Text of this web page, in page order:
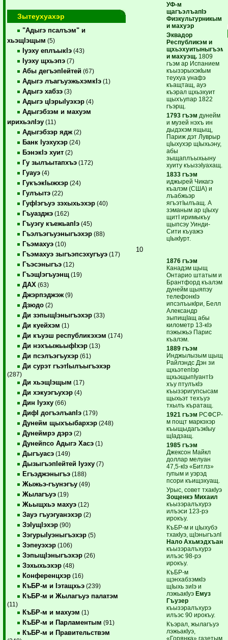
Зытеухуахэр
"Адыгэ псалъэм" и
хьэщIэщым (5)
Iуэху еплъыкIэ (43)
Iуэху щхьэпэ (7)
Абы дегъэпIейтей (67)
Адыгэ лъагъуэжьхэмкIэ (1)
Адыгэ хабзэ (3)
Адыгэ цIэрыIуэхэр (4)
Адыгэбзэм и махуэм
ирихьэлIэу (11)
Адыгэбзэр ядж (2)
Банк Iуэхухэр (24)
БэнэкIэ хуит (2)
Гу зылъытапхъэ (172)
Гуауэ (4)
ГукъэкIыжхэр (24)
Гулъытэ (22)
ГуфIэгъуэ зэхыхьэхэр (40)
Гъуазджэ (162)
Гъуэгу къежьапIэ (45)
Гъэлъэгъуэныгъэхэр (88)
Гъэмахуэ (10)
Гъэмахуэ зыгъэпсэхугъуэ (17)
Гъэсэныгъэ (12)
ГъэщIэгъуэнщ (19)
ДАХ (63)
Джэрпэджэж (9)
Дзюдо (2)
Ди зэпыщIэныгъэхэр (33)
Ди куейхэм (1)
Ди къуэш республикэхэм (174)
Ди нэхъыжьыфIхэр (13)
Ди псэлъэгъухэр (61)
Ди сурэт гъэтIылъыгъэхэр
(287)
Ди хьэщIэщым (17)
Ди хэкуэгъухэр (4)
Дин Iуэху (66)
ДифI догъэлъапIэ (179)
Дунейм щыхъыбархэр (248)
Дунеймрэ дэрэ (2)
Дунейпсо Адыгэ Хасэ (1)
Дыгъуасэ (149)
ДызыгъэпIейтей Iуэху (7)
Егъэджэныгъэ (188)
Жыжьэ-гъунэгъу (49)
Жылагъуэ (19)
Жьыщхьэ махуэ (12)
Зауэ гъуэгуанэхэр (2)
ЗэIущIэхэр (90)
ЗэгурыIуэныгъэхэр (5)
Зэпеуэхэр (106)
ЗэпыщIэныгъэхэр (26)
Зэхыхьэхэр (48)
Конференцхэр (16)
КъБР-м и Iэтащхьэ (239)
КъБР-м и Жылагъуэ палатэм
(11)
КъБР-м и махуэм (1)
КъБР-м и Парламентым (91)
КъБР-м и Правительствэм
УФ-м
щагъэлъапIэ
Физкультурникым
и махуэр
Эквадор
Республикэм и
щхьэхуитыныгъэм
и махуэщ. 1809
гъэм ар Испанием
къызэрыхэкIым
теухуа унафэ
къащтащ, ауэ
къэрал щхьэхуит
щыхъупар 1822
гъэрщ.
1793 гъэм дунейм
и музей нэхъ ин
дыдэхэм ящыщ,
Париж дэт Луврыр
цIыхухэр щIыхьэну,
абы
зыщаплъыхьыну
хуиту къызэIуахащ.
1833 гъэм
иджырей Чикагэ
къалэм (США) и
лъабжьэр
ягъэтIылъащ. А
зэманым ар цIыху
щитI иримыкъу
щыпсэу Уинди-
Сити къуажэ
цIыкIурт.
10
1876 гъэм
Канадэм щыщ
Онтарио штатым и
Брантфорд къалэм
дунейм щыяпэу
телефонкIэ
ипсэлъыкIри, Белл
Александр
зыпищIащ абы
километр 13-кIэ
пэжыжьэ Парис
къалэм.
1889 гъэм
Инджылызым щыщ
Райлэндс Дэн зи
щхьэтепIэр
щхьэщыпIуантIэ
хъу птулъкIэ
къызэригупсысам
щыхьэт техъуэ
тхылъ къратащ.
1921 гъэм РСФСР-
м пощт маркэхэр
къыщыдагъэкIыу
щIадзащ.
1985 гъэм
Джексон Майкл
доллар мелуан
47,5-кIэ «Битлз»
гупым и уэрэд
псори къищэхуащ.
Урыс, совет тхакIуэ
Зощенкэ Михаил
къызэралъхурэ
илъэси 123-рэ
ирокъу.
КъБР-м и цIыхубэ
тхакIуэ, щIэныгъэлI
Нало Ахьмэдхъан
къызэралъхурэ
илъэс 98-рэ
ирокъу.
КъБР-м
щэнхабзэмкIэ
щIыхь зиIэ и
лэжьакIуэ Емуз
Гъузер
къызэралъхурэ
илъэс 90 ирокъу.
Къэрал, жылагъуэ
лэжьакIуэ,
«Горянка» газетым